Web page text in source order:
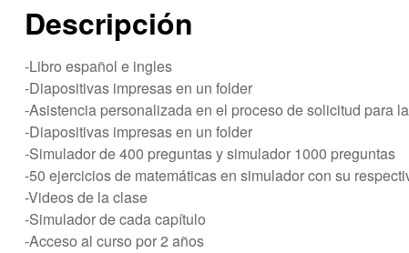
Descripción
-Libro español e ingles
-Diapositivas impresas en un folder
-Asistencia personalizada en el proceso de solicitud para
-Diapositivas impresas en un folder
-Simulador de 400 preguntas y simulador 1000 preguntas
-50 ejercicios de matemáticas en simulador con su
-Videos de la clase
-Simulador de cada capítulo
-Acceso al curso por 2 años